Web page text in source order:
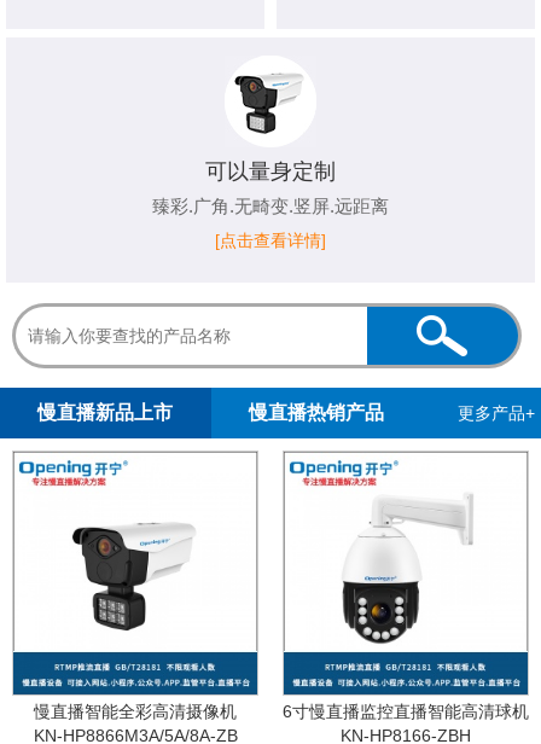
可以量身定制
臻彩.广角.无畸变.竖屏.远距离
[点击查看详情]
慢直播新品上市 慢直播热销产品 更多产品+
慢直播智能全彩高清摄像机
KN-HP8866M3A/5A/8A-ZB
6寸慢直播监控直播智能高清球机
KN-HP8166-ZBH